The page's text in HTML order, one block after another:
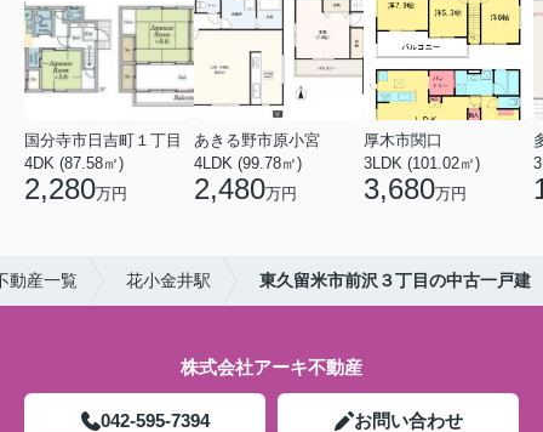
国分寺市日吉町１丁目
4DK (87.58㎡)
2,280万円
あきる野市原小宮
4LDK (99.78㎡)
2,480万円
厚木市関口
3LDK (101.02㎡)
3,680万円
動産一覧 花小金井駅 東久留米市前沢３丁目の中古一戸建
株式会社アーキ不動産
042-595-7394 お問い合わせ